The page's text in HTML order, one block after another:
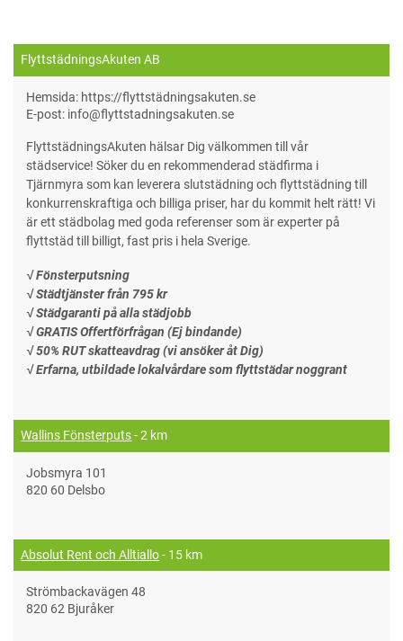
FlyttstädningsAkuten AB
Hemsida: https://flyttstädningsakuten.se
E-post: info@flyttstadningsakuten.se
FlyttstädningsAkuten hälsar Dig välkommen till vår
städservice! Söker du en rekommenderad städfirma i
Tjärnmyra som kan leverera slutstädning och flyttstädning till
konkurrenskraftiga och billiga priser, har du kommit helt rätt! Vi
är ett städbolag med goda referenser som är experter på
flyttstäd till billigt, fast pris i hela Sverige.
√ Fönsterputsning
√ Städtjänster från 795 kr
√ Städgaranti på alla städjobb
√ GRATIS Offertförfrågan (Ej bindande)
√ 50% RUT skatteavdrag (vi ansöker åt Dig)
√ Erfarna, utbildade lokalvårdare som flyttstädar noggrant
Wallins Fönsterputs- 2 km
Jobsmyra 101
820 60 Delsbo
Absolut Rent och Alltiallo- 15 km
Strömbackavägen 48
820 62 Bjuråker